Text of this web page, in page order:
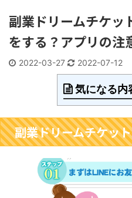
副業ドリームチケッ
をする？アプリの注
2022-03-27 2022-07-12
気になる内
副業ドリームチケッ